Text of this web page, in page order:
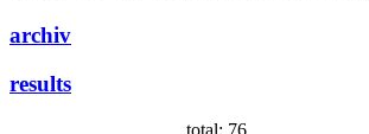
archiv
results
total: 76